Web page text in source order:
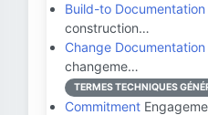
Build-to Documentation
construction…
Change Documentation
changeme…
TERMES TECHNIQUES
Commitment